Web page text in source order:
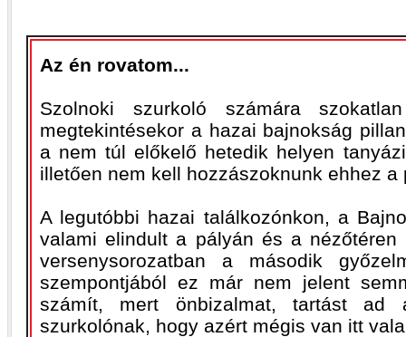
Az én rovatom...
Szolnoki szurkoló számára
megtekintésekor a hazai bajnokság
a nem túl előkelő hetedik helyen
illetően nem kell hozzászoknunk ehhez a
A legutóbbi hazai találkozónkon, a
valami elindult a pályán és a
versenysorozatban a második
szempontjából ez már nem jelent
számít, mert önbizalmat, tartást
szurkolónak, hogy azért mégis van itt